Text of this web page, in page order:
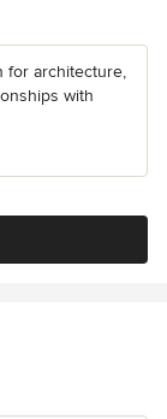
for architecture,
with